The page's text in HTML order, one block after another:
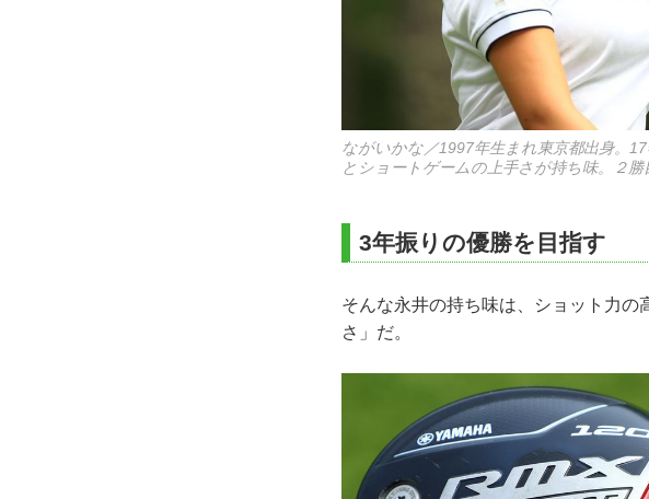
ながいかな／1997年生まれ東京都出身。
とショートゲームの上手さが持ち味。２勝
3年振りの優勝を目指す
そんな永井の持ち味は、ショット力の
さ」だ。